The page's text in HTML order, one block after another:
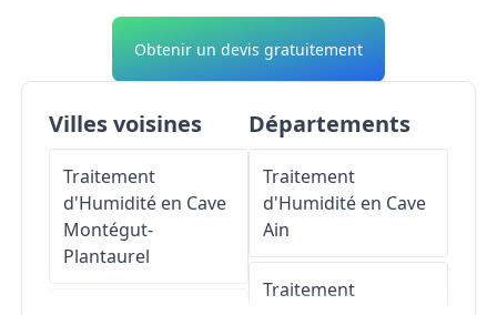
Obtenir un devis gratuitement
Villes voisines
Traitement
d'Humidité en Cave
Montégut-
Plantaurel
Départements
Traitement
d'Humidité en Cave
Ain
Traitement